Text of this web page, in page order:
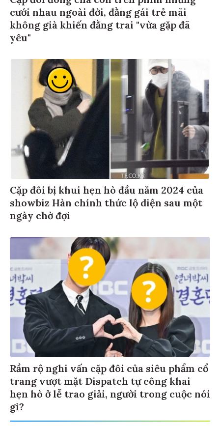
cưới nhau ngoài đời, đằng gái trẻ mãi
không già khiến đằng trai "vừa gặp đã
yêu"
Cặp đôi bị khui hẹn hò đầu năm 2024 của
showbiz Hàn chính thức lộ diện sau một
ngày chờ đợi
Rầm rộ nghi vấn cặp đôi của siêu phẩm cổ
trang vượt mặt Dispatch tự công khai
hẹn hò ở lễ trao giải, người trong cuộc nói
gì?